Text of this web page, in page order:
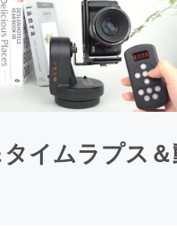
イムラプス